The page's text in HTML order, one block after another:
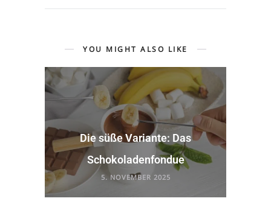
YOU MIGHT ALSO LIKE
Die süße Variante: Das
Schokoladenfondue
5. NOVEMBER 2025